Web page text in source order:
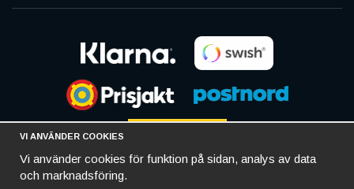
VI ANVÄNDER COOKIES
Vi använder cookies för funktion på sidan, analys av data
och marknadsföring.